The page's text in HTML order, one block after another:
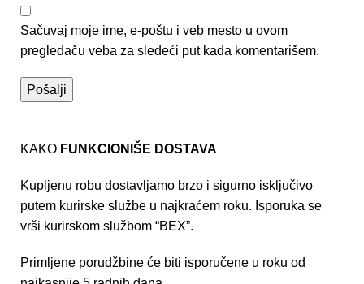
Sačuvaj moje ime, e-poštu i veb mesto u ovom
pregledaču veba za sledeći put kada komentarišem.
KAKO FUNKCIONIŠE DOSTAVA
Kupljenu robu dostavljamo brzo i sigurno isključivo
putem kurirske službe u najkraćem roku. Isporuka se
vrši kurirskom službom “BEX”.
Primljene porudžbine će biti isporučene u roku od